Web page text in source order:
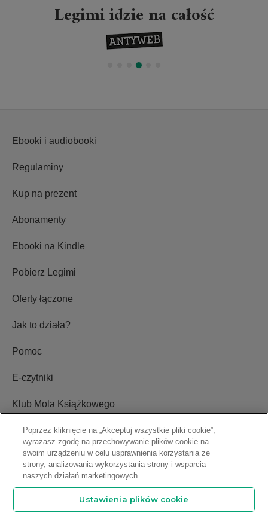
Projekt Legimi wielkim
wydarzeniem
Ustawienia plików cookie
Blog
Relacje inwestorskie
Poprzez kliknięcie na „Akceptuj wszystkie pliki cookie”,
wyrażasz zgodę na przechowywanie plików cookie na
swoim urządzeniu w celu usprawnienia korzystania ze
strony, analizowania wykorzystania strony i wsparcia
naszych działań marketingowych.
Ustawienia plików cookie